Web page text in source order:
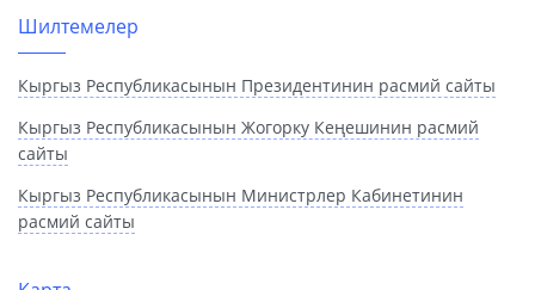
Шилтемелер
Кыргыз Республикасынын Президентинин расмий сайты
Кыргыз Республикасынын Жогорку Кеңешинин расмий
сайты
Кыргыз Республикасынын Министрлер Кабинетинин
расмий сайты